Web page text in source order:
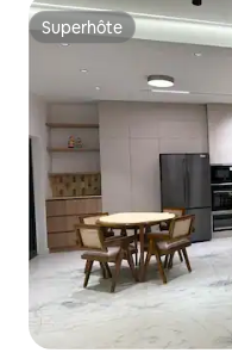
Superhôte
Superhôte